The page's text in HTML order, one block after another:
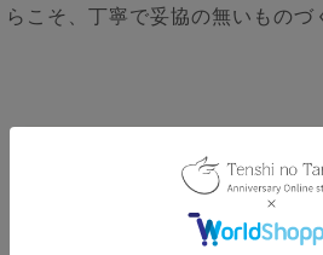
らこそ、丁寧で妥協の無いものづ